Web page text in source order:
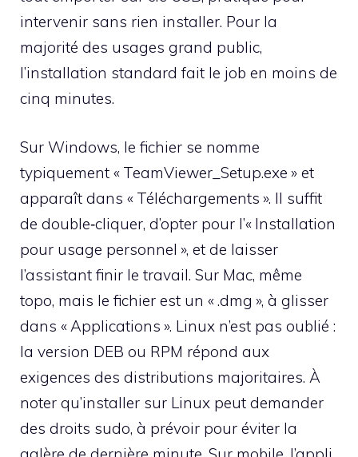
intervenir sans rien installer. Pour la
majorité des usages grand public,
l’installation standard fait le job en moins de
cinq minutes.
Sur Windows, le fichier se nomme
typiquement « TeamViewer_Setup.exe » et
apparaît dans « Téléchargements ». Il suffit
de double‑cliquer, d’opter pour l’« Installation
pour usage personnel », et de laisser
l’assistant finir le travail. Sur Mac, même
topo, mais le fichier est un « .dmg », à glisser
dans « Applications ». Linux n’est pas oublié :
la version DEB ou RPM répond aux
exigences des distributions majoritaires. À
noter qu’installer sur Linux peut demander
des droits sudo, à prévoir pour éviter la